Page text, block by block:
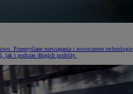
Przemyślane rozwiązania i nowoczesne technologie
jak i podczas długich podróży.